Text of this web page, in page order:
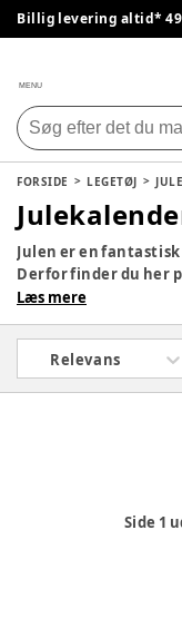
Billig levering altid*
MENU
FORSIDE LEGETØJ
Julen er en
Derfor finder du her
julekalendere, så dit
om der ikke er en,
Læs mere
Relevans
Side 1